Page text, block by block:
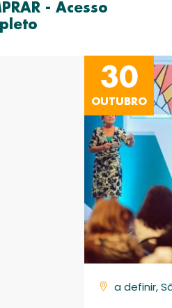
- Acesso
30
OUTUBRO
a definir,